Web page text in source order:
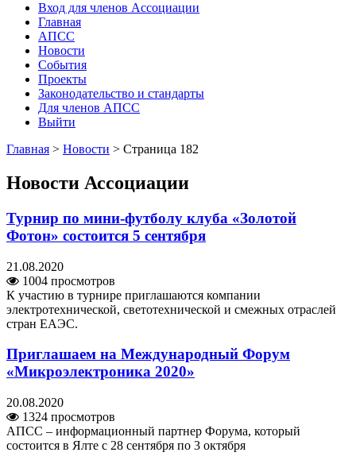
Вход для членов Ассоциации
Главная
АПСС
Новости
События
Проекты
Законодательство и стандарты
Для членов АПСС
Выйти
Главная > Новости > Страница 182
Новости Ассоциации
Турнир по мини-футболу клуба «Золотой
Фотон» состоится 5 сентября
21.08.2020
1004 просмотров
К участию в турнире приглашаются компании
электротехнической, светотехнической и смежных отраслей
стран ЕАЭС.
Приглашаем на Международный Форум
«Микроэлектроника 2020»
20.08.2020
1324 просмотров
АПСС – информационный партнер Форума, который
состоится в Ялте с 28 сентября по 3 октября